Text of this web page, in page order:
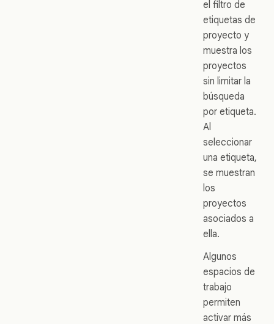
el filtro de
etiquetas de
proyecto y
muestra los
proyectos
sin limitar la
búsqueda
por etiqueta.
Al
seleccionar
una etiqueta,
se muestran
los
proyectos
asociados a
ella.
Algunos
espacios de
trabajo
permiten
activar más